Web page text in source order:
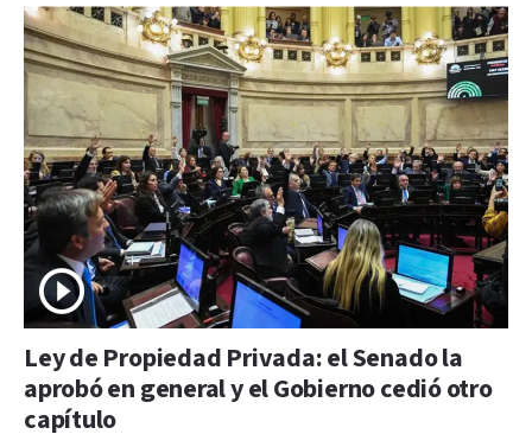
Ley de Propiedad Privada: el Senado la
aprobó en general y el Gobierno cedió otro
capítulo